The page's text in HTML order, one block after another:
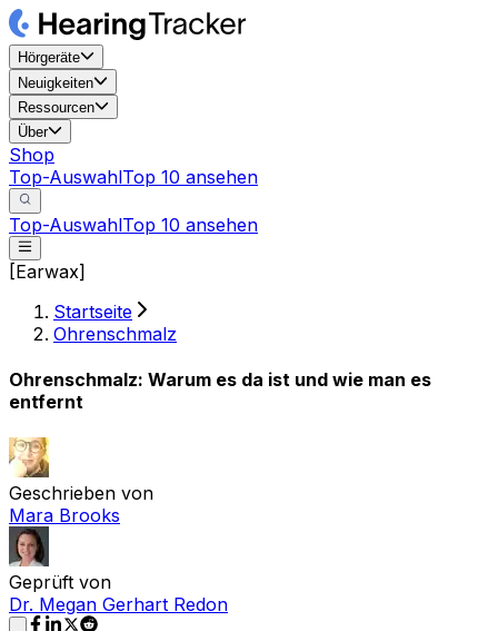
Hörgeräte
Neuigkeiten
Ressourcen
Über
Shop
Top-AuswahlTop 10 ansehen
Top-AuswahlTop 10 ansehen
[Earwax]
Startseite
Ohrenschmalz
Ohrenschmalz: Warum es da ist und wie man es
entfernt
Geschrieben von
Mara Brooks
Geprüft von
Dr. Megan Gerhart Redon